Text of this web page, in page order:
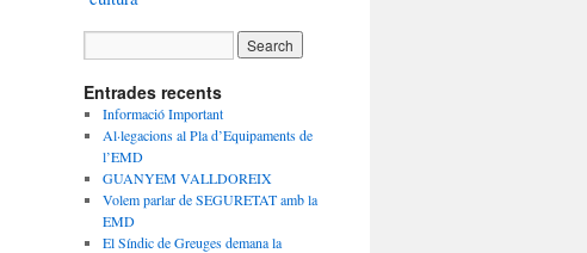
Entrades recents
Informació Important
Al·legacions al Pla d’Equipaments de
l’EMD
GUANYEM VALLDOREIX
Volem parlar de SEGURETAT amb la
EMD
El Síndic de Greuges demana la